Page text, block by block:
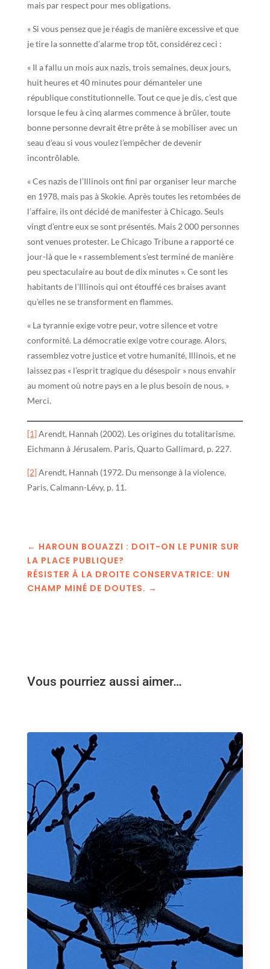
mais par respect pour mes obligations.
« Si vous pensez que je réagis de manière excessive et que
je tire la sonnette d’alarme trop tôt, considérez ceci :
« Il a fallu un mois aux nazis, trois semaines, deux jours,
huit heures et 40 minutes pour démanteler une
république constitutionnelle. Tout ce que je dis, c’est que
lorsque le feu à cinq alarmes commence à brûler, toute
bonne personne devrait être prête à se mobiliser avec un
seau d’eau si vous voulez l’empêcher de devenir
incontrôlable.
« Ces nazis de l’Illinois ont fini par organiser leur marche
en 1978, mais pas à Skokie. Après toutes les retombées de
l’affaire, ils ont décidé de manifester à Chicago. Seuls
vingt d’entre eux se sont présentés. Mais 2 000 personnes
sont venues protester. Le Chicago Tribune a rapporté ce
jour-là que le « rassemblement s’est terminé de manière
peu spectaculaire au bout de dix minutes ». Ce sont les
habitants de l’Illinois qui ont étouffé ces braises avant
qu’elles ne se transforment en flammes.
« La tyrannie exige votre peur, votre silence et votre
conformité. La démocratie exige votre courage. Alors,
rassemblez votre justice et votre humanité, Illinois, et ne
laissez pas « l’esprit tragique du désespoir » nous envahir
au moment où notre pays en a le plus besoin de nous. »
Merci.
[1]Arendt, Hannah (2002). Les origines du totalitarisme.
Eichmann à Jérusalem. Paris, Quarto Gallimard, p. 227.
[2]Arendt, Hannah (1972. Du mensonge à la violence.
Paris, Calmann-Lévy, p. 11.
← HAROUN BOUAZZI : DOIT-ON LE PUNIR SUR
LA PLACE PUBLIQUE?
RÉSISTER À LA DROITE CONSERVATRICE: UN
CHAMP MINÉ DE DOUTES. →
Vous pourriez aussi aimer…